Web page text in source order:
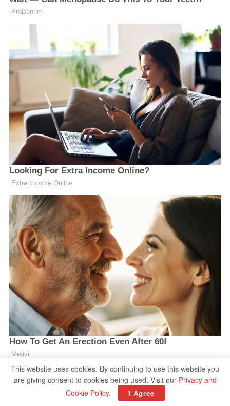
This website uses cookies. By continuing to use this website you
are giving consent to cookies being used. Visit our Privacy and
Cookie Policy. I Agree